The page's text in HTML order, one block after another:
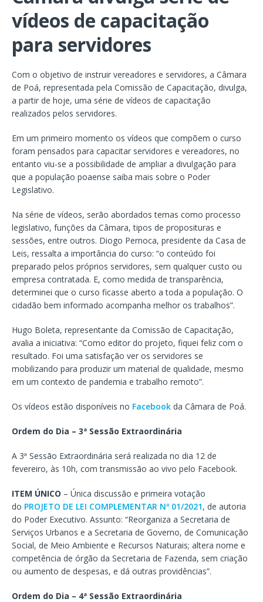
vídeos de capacitação
para servidores
Com o objetivo de instruir vereadores e servidores, a Câmara
de Poá, representada pela Comissão de Capacitação, divulga,
a partir de hoje, uma série de vídeos de capacitação
realizados pelos servidores.
Em um primeiro momento os vídeos que compõem o curso
foram pensados para capacitar servidores e vereadores, no
entanto viu-se a possibilidade de ampliar a divulgação para
que a população poaense saiba mais sobre o Poder
Legislativo.
Na série de vídeos, serão abordados temas como processo
legislativo, funções da Câmara, tipos de proposituras e
sessões, entre outros. Diogo Pernoca, presidente da Casa de
Leis, ressalta a importância do curso: “o conteúdo foi
preparado pelos próprios servidores, sem qualquer custo ou
empresa contratada. E, como medida de transparência,
determinei que o curso ficasse aberto a toda a população. O
cidadão bem informado acompanha melhor os trabalhos”.
Hugo Boleta, representante da Comissão de Capacitação,
avalia a iniciativa: “Como editor do projeto, fiquei feliz com o
resultado. Foi uma satisfação ver os servidores se
mobilizando para produzir um material de qualidade, mesmo
em um contexto de pandemia e trabalho remoto”.
Os vídeos estão disponíveis no Facebook da Câmara de Poá.
Ordem do Dia – 3ª Sessão Extraordinária
A 3ª Sessão Extraordinária será realizada no dia 12 de
fevereiro, às 10h, com transmissão ao vivo pelo Facebook.
ITEM ÚNICO – Única discussão e primeira votação
do PROJETO DE LEI COMPLEMENTAR Nº 01/2021, de autoria
do Poder Executivo. Assunto: “Reorganiza a Secretaria de
Serviços Urbanos e a Secretaria de Governo, de Comunicação
Social, de Meio Ambiente e Recursos Naturais; altera nome e
competência de órgão da Secretaria de Fazenda, sem criação
ou aumento de despesas, e dá outras providências”.
Ordem do Dia – 4ª Sessão Extraordinária